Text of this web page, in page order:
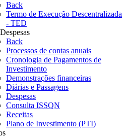
Back
Termo de Execução Descentralizada
- TED
Back
Processos de contas anuais
Cronologia de Pagamentos de
Investimento
Demonstrações financeiras
Diárias e Passagens
Despesas
Consulta ISSQN
Receitas
Plano de Investimento (PTI)